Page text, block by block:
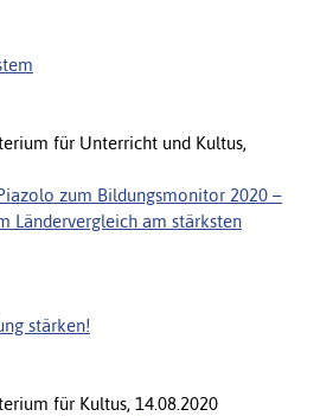
für Unterricht und Kultus,
zum Bildungsmonitor 2020 –
Ländervergleich am stärksten
stärken!
für Kultus, 14.08.2020